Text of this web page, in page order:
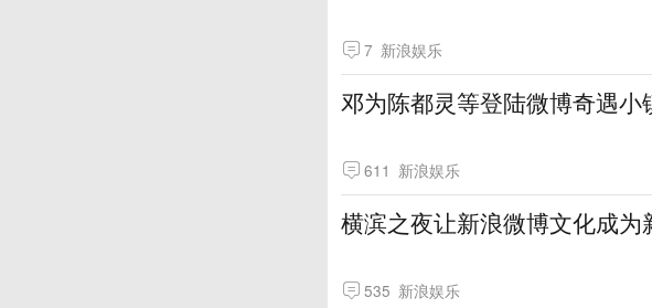
7 新浪娱乐
邓为陈都灵等登陆微博奇遇
611 新浪娱乐
横滨之夜让新浪微博文化成为
535 新浪娱乐